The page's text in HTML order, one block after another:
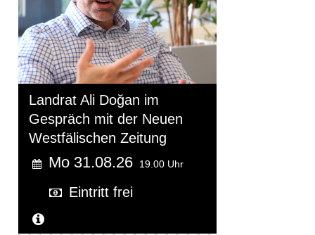
Landrat Ali Doğan im
Gespräch mit der Neuen
Westfälischen Zeitung
Mo 31.08.26 19.00 Uhr
Eintritt frei